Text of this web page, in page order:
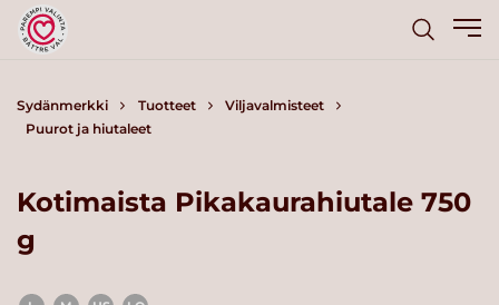
Sydänmerkki Tuotteet
Viljavalmisteet
Puurot ja hiutaleet
Kotimaista Pikakaurahiutale 750
g